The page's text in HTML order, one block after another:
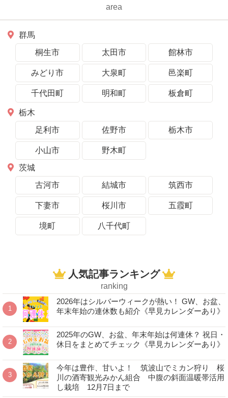
area
群馬
桐生市
太田市 館林市
みどり市 大泉町 邑楽町
千代田町 明和町 板倉町
栃木
足利市
佐野市 栃木市
小山市
野木町
茨城
古河市
結城市 筑西市
下妻市 桜川市 五霞町
境町 八千代町
人気記事ランキング
ranking
2026年はシルバーウィークが熱い！ GW、お盆、
年末年始の連休数も紹介《早見カレンダーあり》
2025年のGW、お盆、年末年始は何連休？ 祝日・
休日をまとめてチェック《早見カレンダーあり》
今年は豊作、甘いよ！ 筑波山でミカン狩り 桜
川の酒寄観光みかん組合 中腹の斜面温暖帯活用
し栽培 12月7日まで